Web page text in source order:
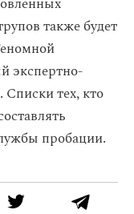
также будет
экспертно-
тех, кто
пробации.